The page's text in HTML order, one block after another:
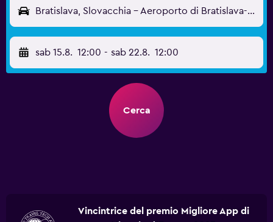
Bratislava, Slovacchia - Aeroporto di Bratislava-M.R. Štefánik (BTS)
sab 15.8. 12:00 - sab 22.8. 12:00
Cerca
Vincintrice del premio Migliore App di